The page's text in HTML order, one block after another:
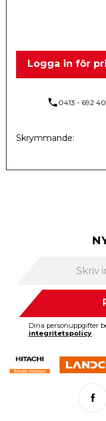
Logga in för
phone 0413 - 692 40
Skrymmande
Dina personuppgifter
integritetspolicy.